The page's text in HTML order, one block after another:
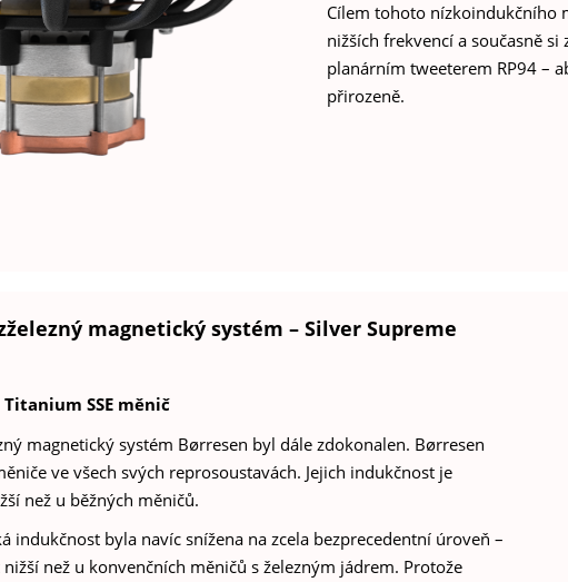
Cílem tohoto nízkoindukčního
nižších frekvencí a současně
planárním tweeterem RP94 –
přirozeně.
magnetický systém – Silver Supreme
SSE měnič
magnetický systém Børresen byl dále zdokonalen. Børresen
ve všech svých reprosoustavách. Jejich indukčnost je
než u běžných měničů.
indukčnost byla navíc snížena na zcela bezprecedentní úroveň –
než u konvenčních měničů s železným jádrem. Protože